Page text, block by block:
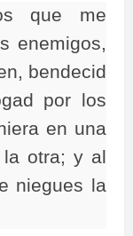
que me
enemigos,
bendecid
por los
en una
la otra; y al
niegues la